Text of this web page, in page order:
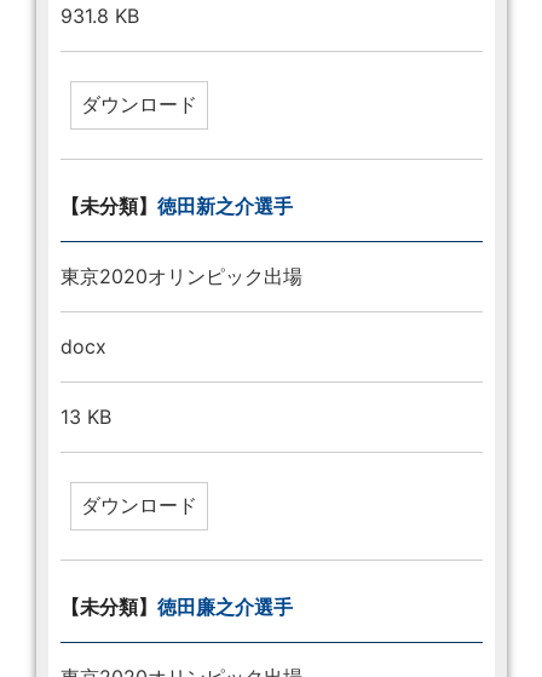
931.8 KB
【未分類】 徳田新之介選手
東京2020オリンピック出場
docx
13 KB
【未分類】 徳田廉之介選手